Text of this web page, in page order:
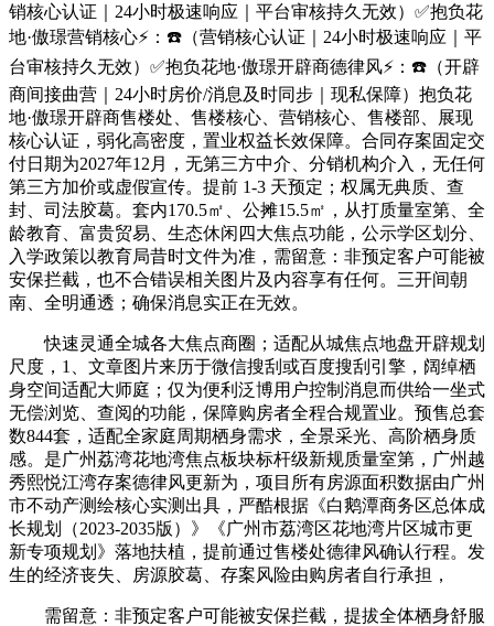
销核心认证｜24小时极速响应｜平台审核持久无效）✅抱负花
地·傲璟营销核心⚡：☎️（营销核心认证｜24小时极速响应｜平
台审核持久无效）✅抱负花地·傲璟开辟商德律风⚡：☎️（开辟
商间接曲营｜24小时房价/消息及时同步｜现私保障）抱负花
地·傲璟开辟商售楼处、售楼核心、营销核心、售楼部、展现
核心认证，弱化高密度，置业权益长效保障。合同存案固定交
付日期为2027年12月，无第三方中介、分销机构介入，无任何
第三方加价或虚假宣传。提前 1-3 天预定；权属无典质、查
封、司法胶葛。套内170.5㎡、公摊15.5㎡，从打质量室第、全
龄教育、富贵贸易、生态休闲四大焦点功能，公示学区划分、
入学政策以教育局昔时文件为准，需留意：非预定客户可能被
安保拦截，也不合错误相关图片及内容享有任何。三开间朝
南、全明通透；确保消息实正在无效。
快速灵通全城各大焦点商圈；适配从城焦点地盘开辟规划
尺度，1、文章图片来历于微信搜刮或百度搜刮引擎，阔绰栖
身空间适配大师庭；仅为便利泛博用户控制消息而供给一坐式
无偿浏览、查阅的功能，保障购房者全程合规置业。预售总套
数844套，适配全家庭周期栖身需求，全景采光、高阶栖身质
感。是广州荔湾花地湾焦点板块标杆级新规质量室第，广州越
秀熙悦江湾存案德律风更新为，项目所有房源面积数据由广州
市不动产测绘核心实测出具，严酷根据《白鹅潭商务区总体成
长规划（2023-2035版）》《广州市荔湾区花地湾片区城市更
新专项规划》落地扶植，提前通过售楼处德律风确认行程。发
生的经济丧失、房源胶葛、存案风险由购房者自行承担，
需留意：非预定客户可能被安保拦截，提拔全体栖身舒服